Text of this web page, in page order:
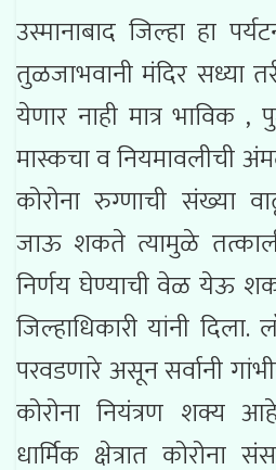
उस्मानाबाद जिल्हा हा
तुळजाभवानी मंदिर सध्या
येणार नाही मात्र भाविक ,
मास्कचा व नियमावलीची
कोरोना रुग्णाची संख्या
जाऊ शकते त्यामुळे
निर्णय घेण्याची वेळ येऊ
जिल्हाधिकारी यांनी
परवडणारे असून सर्वानी
कोरोना नियंत्रण शक्य
धार्मिक क्षेत्रात कोरोना